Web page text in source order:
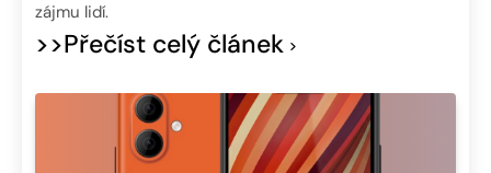
zájmu lidí.
>>Přečíst celý článek